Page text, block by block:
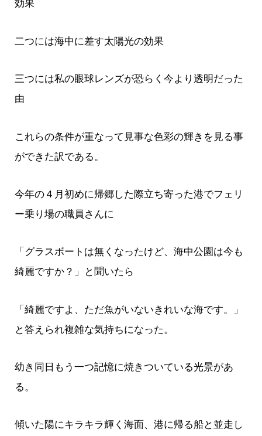
効果
二つには海中に差す太陽光の効果
三つには私の眼球レンズが恐らく今より透明だった
由
これらの条件が重なって見事な色彩の輝きを見る事
ができた訳である。
今年の４月初めに帰郷した際立ち寄った港でフェリ
ー乗り場の職員さんに
「グラスボートは無くなったけど、海中公園は今も
綺麗ですか？」と聞いたら
「綺麗ですよ、ただ魚がいないきれいな海です。」
と答えられ複雑な気持ちになった。
幼き同日もう一つ記憶に焼きついている光景があ
る。
傾いた陽にキラキラ輝く海面、港に帰る船と並走し